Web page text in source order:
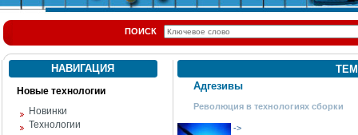
ПОИСК
НАВИГАЦИЯ
Новые технологии
Новинки
Технологии
Адгезивы
Революция в технологиях сборки
->